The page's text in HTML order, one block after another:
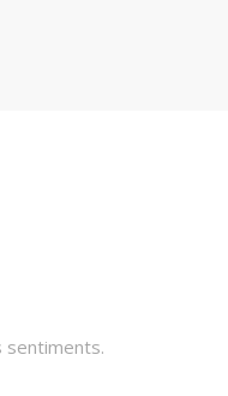
sentiments.